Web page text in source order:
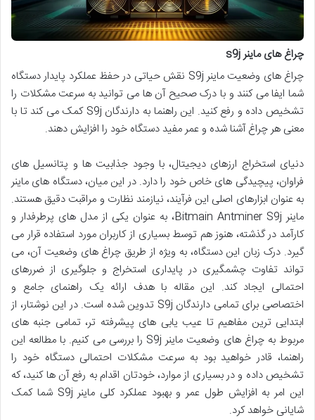
چراغ های ماینر s9j
چراغ های وضعیت ماینر S9j نقش حیاتی در حفظ عملکرد پایدار دستگاه
شما ایفا می کنند و با درک صحیح آن ها می توانید به سرعت مشکلات را
تشخیص داده و رفع کنید. این راهنما به دارندگان S9j کمک می کند تا با
معنی هر چراغ آشنا شده و عمر مفید دستگاه خود را افزایش دهند.
دنیای استخراج ارزهای دیجیتال، با وجود جذابیت ها و پتانسیل های
فراوان، پیچیدگی های خاص خود را دارد. در این میان، دستگاه های ماینر
به عنوان ابزارهای اصلی این فرآیند، نیازمند نظارت و مراقبت دقیق هستند.
ماینر Bitmain Antminer S9j، به عنوان یکی از مدل های پرطرفدار و
کارآمد در گذشته، هنوز هم توسط بسیاری از کاربران مورد استفاده قرار می
گیرد. درک زبان این دستگاه، به ویژه از طریق چراغ های وضعیت آن، می
تواند تفاوت چشمگیری در پایداری استخراج و جلوگیری از ضررهای
احتمالی ایجاد کند. این مقاله با هدف ارائه یک راهنمای جامع و
اختصاصی برای تمامی دارندگان S9j تدوین شده است. در این نوشتار، از
ابتدایی ترین مفاهیم تا عیب یابی های پیشرفته تر، تمامی جنبه های
مربوط به چراغ های وضعیت ماینر S9j را بررسی می کنیم. با مطالعه این
راهنما، قادر خواهید بود به سرعت مشکلات احتمالی دستگاه خود را
تشخیص داده و در بسیاری از موارد، خودتان اقدام به رفع آن ها کنید، که
این امر به افزایش طول عمر و بهبود عملکرد کلی ماینر S9j شما کمک
شایانی خواهد کرد.